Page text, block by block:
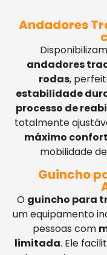
Andadores
andadores
rodas,
estabilidade
processo de
totalmente
máximo
mobilidade
Guincho
O guincho para
um equipamento
pessoas com
limitada. Ele